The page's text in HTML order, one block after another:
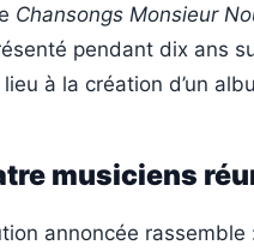
Chansongs Monsieur
pendant dix ans
à la création d’un
musiciens
annoncée rassemble